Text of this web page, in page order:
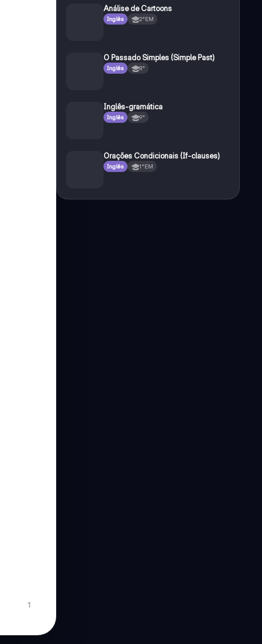
Análise de Cartoons
Inglês 2°EM
O Passado Simples (Simple Past)
Inglês 8°
Inglês-gramática
Inglês 9°
Orações Condicionais (If-clauses)
Inglês 1°EM